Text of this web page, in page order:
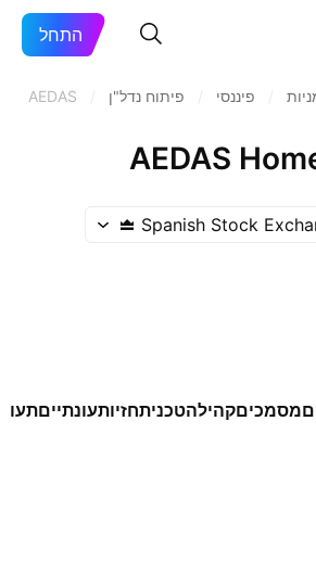
התחל
פיננסי פיתוח נדל"ן AEDAS
AEDAS
Spanish Stock
מסמכיםקהילהטכניתחזיותעונתיים